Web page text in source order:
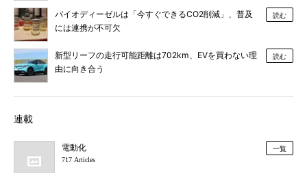
バイオディーゼルは「今すぐできるCO2削減」、普及
には連携が不可欠
読む
新型リーフの走行可能距離は702km、EVを買わない理
由に向き合う
読む
連載
電動化
717 Articles
一覧